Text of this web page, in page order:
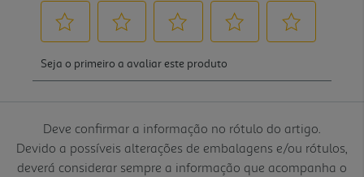
Deve confirmar a informação no rótulo do artigo.
Devido a possíveis alterações de embalagens e/ou rótulos,
deverá considerar sempre a informação que acompanha o